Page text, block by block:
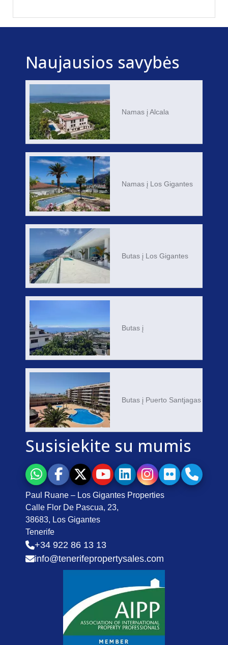
Naujausios savybės
Namas į Alcala
Namas į Los Gigantes
Butas į Los Gigantes
Butas į
Butas į Puerto Santjagas
Susisiekite su mumis
Paul Ruane – Los Gigantes Properties
Calle Flor De Pascua, 23,
38683, Los Gigantes
Tenerife
+34 922 86 13 13
info@tenerifepropertysales.com